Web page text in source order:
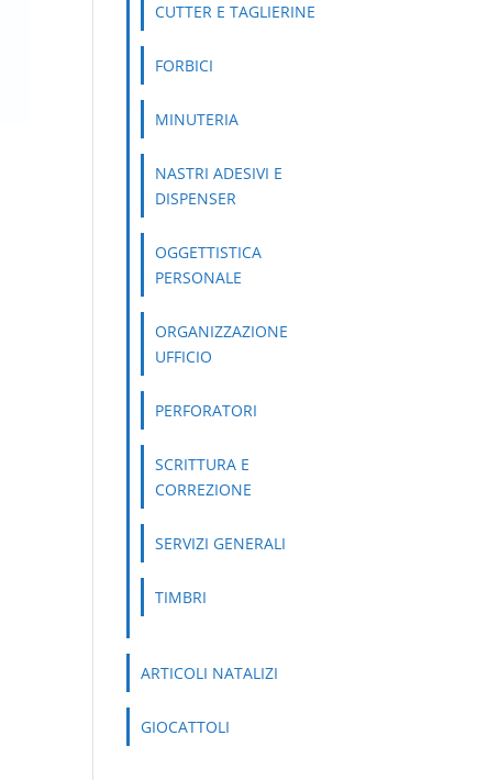
CUTTER E TAGLIERINE
FORBICI
MINUTERIA
NASTRI ADESIVI E
DISPENSER
OGGETTISTICA
PERSONALE
ORGANIZZAZIONE
UFFICIO
PERFORATORI
SCRITTURA E
CORREZIONE
SERVIZI GENERALI
TIMBRI
ARTICOLI NATALIZI
GIOCATTOLI